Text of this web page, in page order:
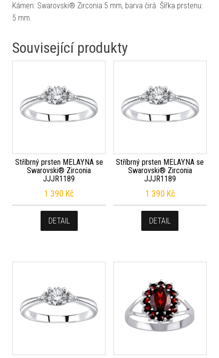
Kámen: Swarovski® Zirconia 5 mm, barva čirá. Šířka prstenu:
5 mm.
Související produkty
Stříbrný prsten MELAYNA se
Swarovski® Zirconia
JJJR1189
1 390 Kč
DETAIL
Stříbrný prsten MELAYNA se
Swarovski® Zirconia
JJJR1189
1 390 Kč
DETAIL